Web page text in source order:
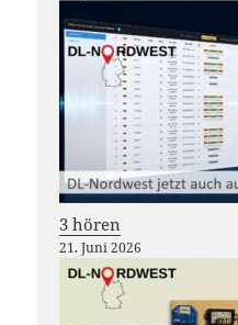
3 hören
21. Juni 2026